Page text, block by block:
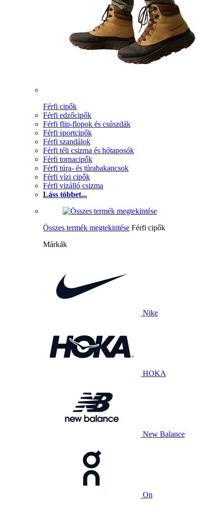
Férfi cipők
Férfi edzőcipők
Férfi flip-flopok és csúszdák
Férfi sportcipők
Férfi szandálok
Férfi téli csizma és hótaposók
Férfi tornacipők
Férfi túra- és túrabakancsok
Férfi vízi cipők
Férfi vizálló csizma
Láss többet...
Összes termék megtekintése Férfi cipők
Márkák
Nike
HOKA
New Balance
On